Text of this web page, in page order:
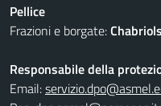
Pellice
Frazioni e borgate:
Responsabile della
Email: